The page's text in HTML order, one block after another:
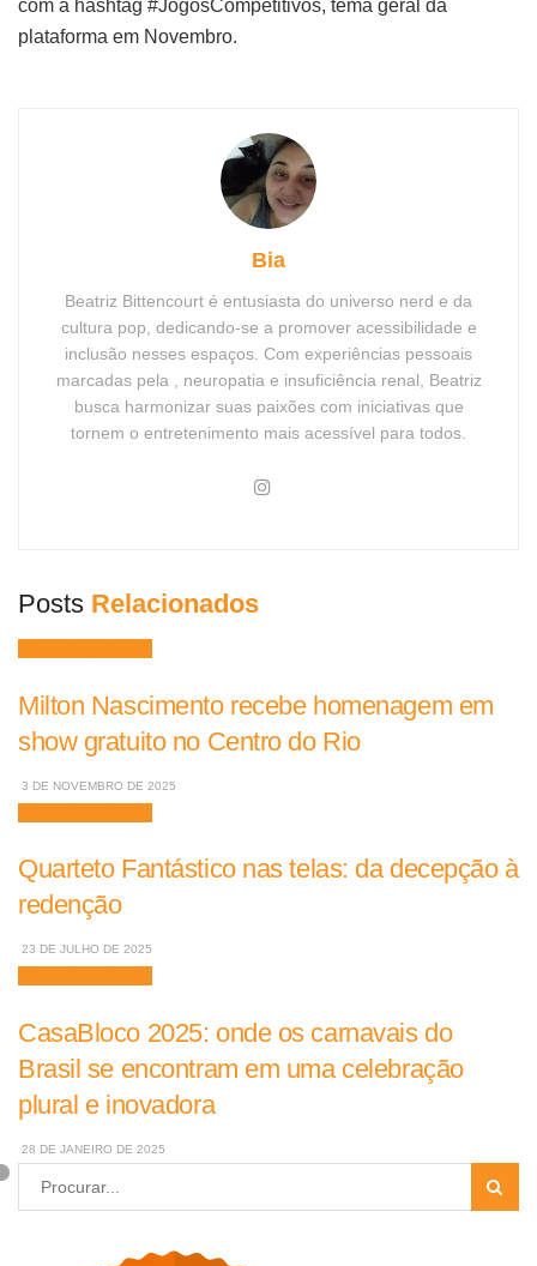
com a hashtag #JogosCompetitivos, tema geral da
plataforma em Novembro.
Bia
Beatriz Bittencourt é entusiasta do universo nerd e da
cultura pop, dedicando-se a promover acessibilidade e
inclusão nesses espaços. Com experiências pessoais
marcadas pela , neuropatia e insuficiência renal, Beatriz
busca harmonizar suas paixões com iniciativas que
tornem o entretenimento mais acessível para todos.
Posts Relacionados
Milton Nascimento recebe homenagem em
show gratuito no Centro do Rio
3 DE NOVEMBRO DE 2025
Quarteto Fantástico nas telas: da decepção à
redenção
23 DE JULHO DE 2025
CasaBloco 2025: onde os carnavais do
Brasil se encontram em uma celebração
plural e inovadora
28 DE JANEIRO DE 2025